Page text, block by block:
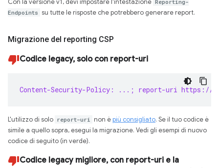
Con la versione v1, devi impostare l'intestazione Reporting-
Endpoints su tutte le risposte che potrebbero generare report.
Migrazione del reporting CSP
Codice legacy, solo con report-uri
Content-Security-Policy: ...; report-uri https://
L'utilizzo di solo report-uri non è più consigliato. Se il tuo codice è
simile a quello sopra, esegui la migrazione. Vedi gli esempi di nuovo
codice di seguito (in verde).
Codice legacy migliore, con report-uri e la